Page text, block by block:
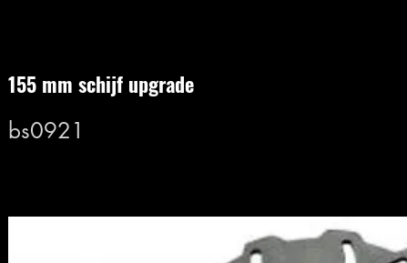
155 mm schijf upgrade
bs0921